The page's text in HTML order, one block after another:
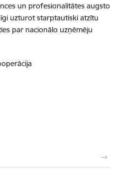
un profesionalitātes augsto
uzturot starptautiski atzītu
par nacionālo uzņēmēju